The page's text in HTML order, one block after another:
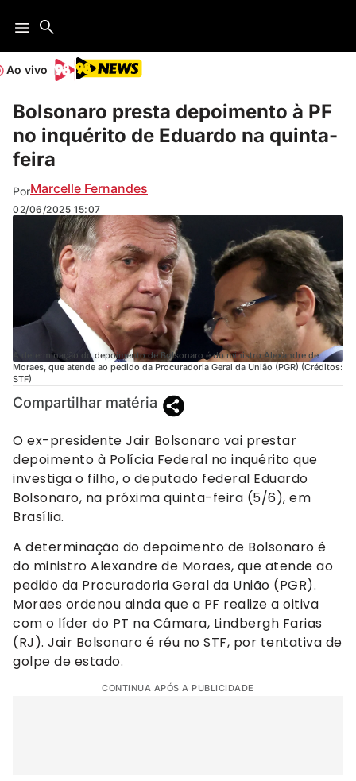
Ao vivo
Bolsonaro presta depoimento à PF
no inquérito de Eduardo na quinta-
feira
PorMarcelle Fernandes
02/06/2025 15:07
A determinação do depoimento de Bolsonaro é do ministro Alexandre de
Moraes, que atende ao pedido da Procuradoria Geral da União (PGR) (Créditos:
STF)
Compartilhar matéria
O ex-presidente Jair Bolsonaro vai prestar
depoimento à Polícia Federal no inquérito que
investiga o filho, o deputado federal Eduardo
Bolsonaro, na próxima quinta-feira (5/6), em
Brasília.
A determinação do depoimento de Bolsonaro é
do ministro Alexandre de Moraes, que atende ao
pedido da Procuradoria Geral da União (PGR).
Moraes ordenou ainda que a PF realize a oitiva
com o líder do PT na Câmara, Lindbergh Farias
(RJ). Jair Bolsonaro é réu no STF, por tentativa de
golpe de estado.
CONTINUA APÓS A PUBLICIDADE